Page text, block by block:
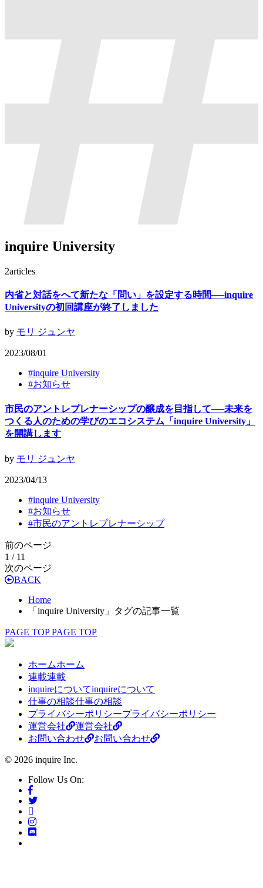
inquire University
2articles
内省と対話をへて新たな「問い」を設定する時間──inquire
Universityの初回講座が終了しました
by モリ ジュンヤ
2023/08/01
#inquire University
#お知らせ
市民のアントレプレナーシップの醸成を目指して──未来を
つくる人のための学びのエコシステム「inquire University」
を開講します
by モリ ジュンヤ
2023/04/13
#inquire University
#お知らせ
#市民のアントレプレナーシップ
前のページ
1 / 11
次のページ
BACK
Home
「inquire University」タグの記事一覧
PAGE TOP PAGE TOP
ホームホーム
連載連載
inquireについてinquireについて
仕事の相談仕事の相談
プライバシーポリシープライバシーポリシー
運営会社
運営会社
お問い合わせ
お問い合わせ
© 2026 inquire Inc.
Follow Us On: